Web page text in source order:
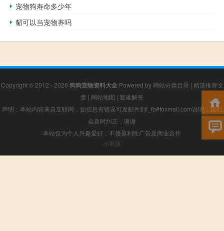
宠物狗寿命多少年
貂可以当宠物养吗
Copyright © 2012 - 2026 狗狗宠物资料大全Powered by 网站分类目录 | 精选推荐文
章 | 网站地图 | 疑难解答
声明：本站内容来自互联网，如信息有错误可发邮件到f_fb#foxmail.com说明，我们
会及时纠正，谢谢
本站仅为个人兴趣爱好，不接盈利性广告及商业合作
小男孩